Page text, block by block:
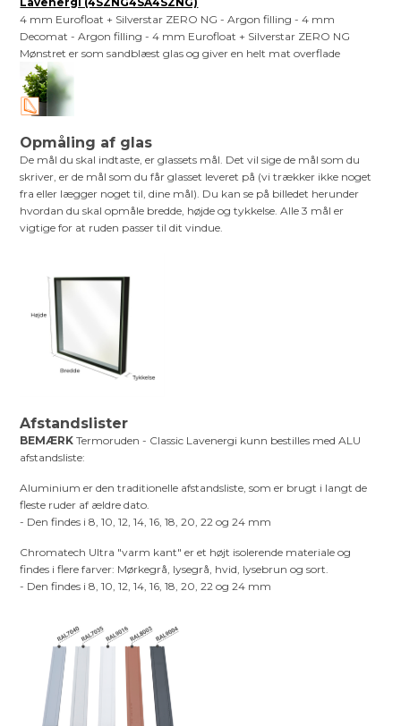
4 mm Eurofloat + Silverstar ZERO NG - Argon filling - 4 mm
Decomat - Argon filling - 4 mm Eurofloat + Silverstar ZERO NG
Mønstret er som sandblæst glas og giver en helt mat overflade
Opmåling af glas
De mål du skal indtaste, er glassets mål. Det vil sige de mål som du
skriver, er de mål som du får glasset leveret på (vi trækker ikke noget
fra eller lægger noget til, dine mål). Du kan se på billedet herunder
hvordan du skal opmåle bredde, højde og tykkelse. Alle 3 mål er
vigtige for at ruden passer til dit vindue.
Afstandslister
BEMÆRKTermoruden - Classic Lavenergi kunn bestilles med ALU
afstandsliste:
Aluminium er den traditionelle afstandsliste, som er brugt i langt de
fleste ruder af ældre dato.
- Den findes i 8, 10, 12, 14, 16, 18, 20, 22 og 24 mm
Chromatech Ultra "varm kant" er et højt isolerende materiale og
findes i flere farver: Mørkegrå, lysegrå, hvid, lysebrun og sort.
- Den findes i 8, 10, 12, 14, 16, 18, 20, 22 og 24 mm